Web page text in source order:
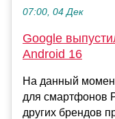
07:00, 04 Дек
Google
Android 16
На данный
для смартфонов
других брендов